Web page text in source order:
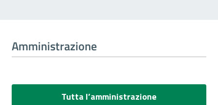
Amministrazione
Tutta l’amministrazione